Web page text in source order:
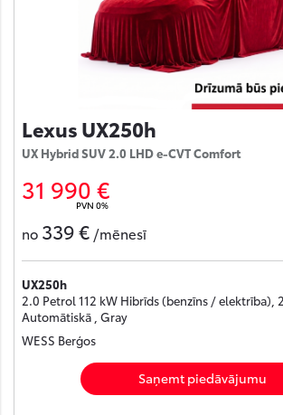
Lexus UX250h
UX Hybrid SUV 2.0 LHD e-CVT Comfort
31 990 €
PVN 0%
no 339 € /mēnesī
UX250h
2.0 Petrol 112 kW Hibrīds (benzīns / elektrība),
Automātiskā , Gray
WESS Berģos
Saņemt piedāvājumu